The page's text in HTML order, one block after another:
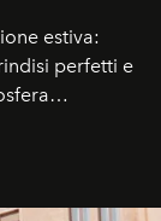
estiva:
perfetti e